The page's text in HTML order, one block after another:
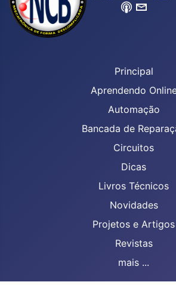
Principal
Aprendendo
Automação
Bancada de
Circuitos
Dicas
Livros Técnicos
Novidades
Projetos e Artigos
Revistas
mais ...